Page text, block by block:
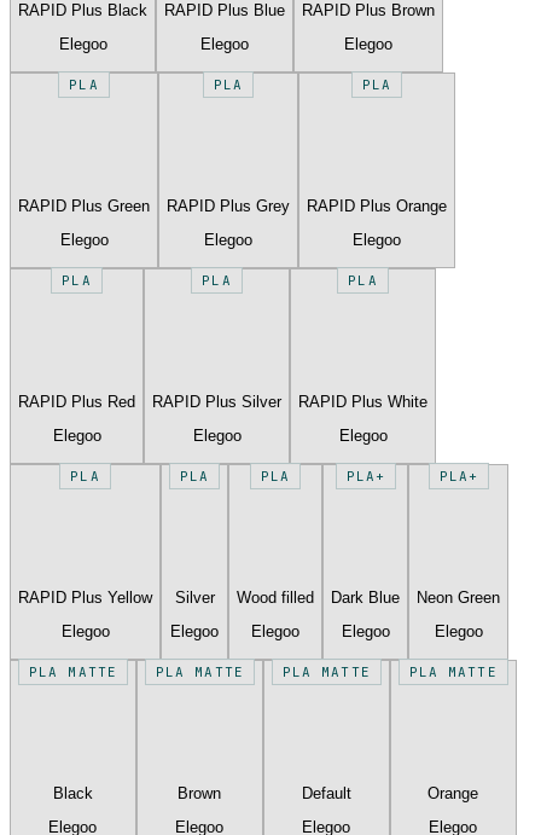
RAPID Plus Black
Elegoo
RAPID Plus Blue
Elegoo
RAPID Plus Brown
Elegoo
PLA
RAPID Plus Green
Elegoo
PLA
RAPID Plus Grey
Elegoo
PLA
RAPID Plus Orange
Elegoo
PLA
RAPID Plus Red
Elegoo
PLA
RAPID Plus Silver
Elegoo
PLA
RAPID Plus White
Elegoo
PLA
RAPID Plus Yellow
Elegoo
PLA
Silver
Elegoo
PLA
Wood filled
Elegoo
PLA+
Dark Blue
Elegoo
PLA+
Neon Green
Elegoo
PLA MATTE
Black
Elegoo
PLA MATTE
Brown
Elegoo
PLA MATTE
Default
Elegoo
PLA MATTE
Orange
Elegoo